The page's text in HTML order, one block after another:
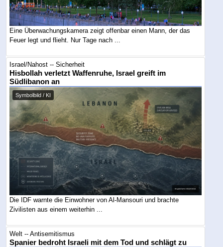
Eine Überwachungskamera zeigt offenbar einen Mann, der das
Feuer legt und flieht. Nur Tage nach ...
Israel/Nahost -- Sicherheit
Hisbollah verletzt Waffenruhe, Israel greift im
Südlibanon an
Symbolbild / KI
Die IDF warnte die Einwohner von Al-Mansouri und brachte
Zivilisten aus einem weiterhin ...
Welt -- Antisemitismus
Spanier bedroht Israeli mit dem Tod und schlägt zu